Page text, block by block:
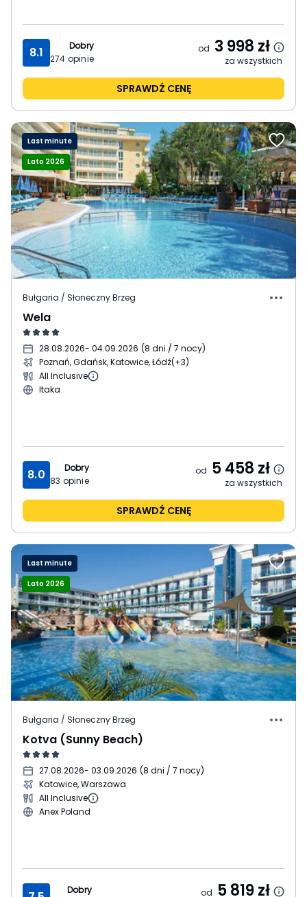
8.1
Dobry
274 opinie
od 3 998 zł
za wszystkich
SPRAWDŹ CENĘ
Last minute
Lato 2026
Bułgaria / Słoneczny Brzeg
Wela
28.08.2026- 04.09.2026 (8 dni / 7 nocy)
Poznań, Gdańsk, Katowice, Łódź(+3)
All Inclusive
Itaka
8.0
Dobry
83 opinie
od 5 458 zł
za wszystkich
SPRAWDŹ CENĘ
Last minute
Lato 2026
Bułgaria / Słoneczny Brzeg
Kotva (Sunny Beach)
27.08.2026- 03.09.2026 (8 dni / 7 nocy)
Katowice, Warszawa
All Inclusive
Anex Poland
Dobry od 5 819zł